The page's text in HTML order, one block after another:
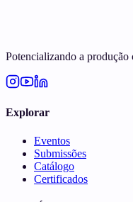
Potencializando a produção
Explorar
Eventos
Submissões
Catálogo
Certificados